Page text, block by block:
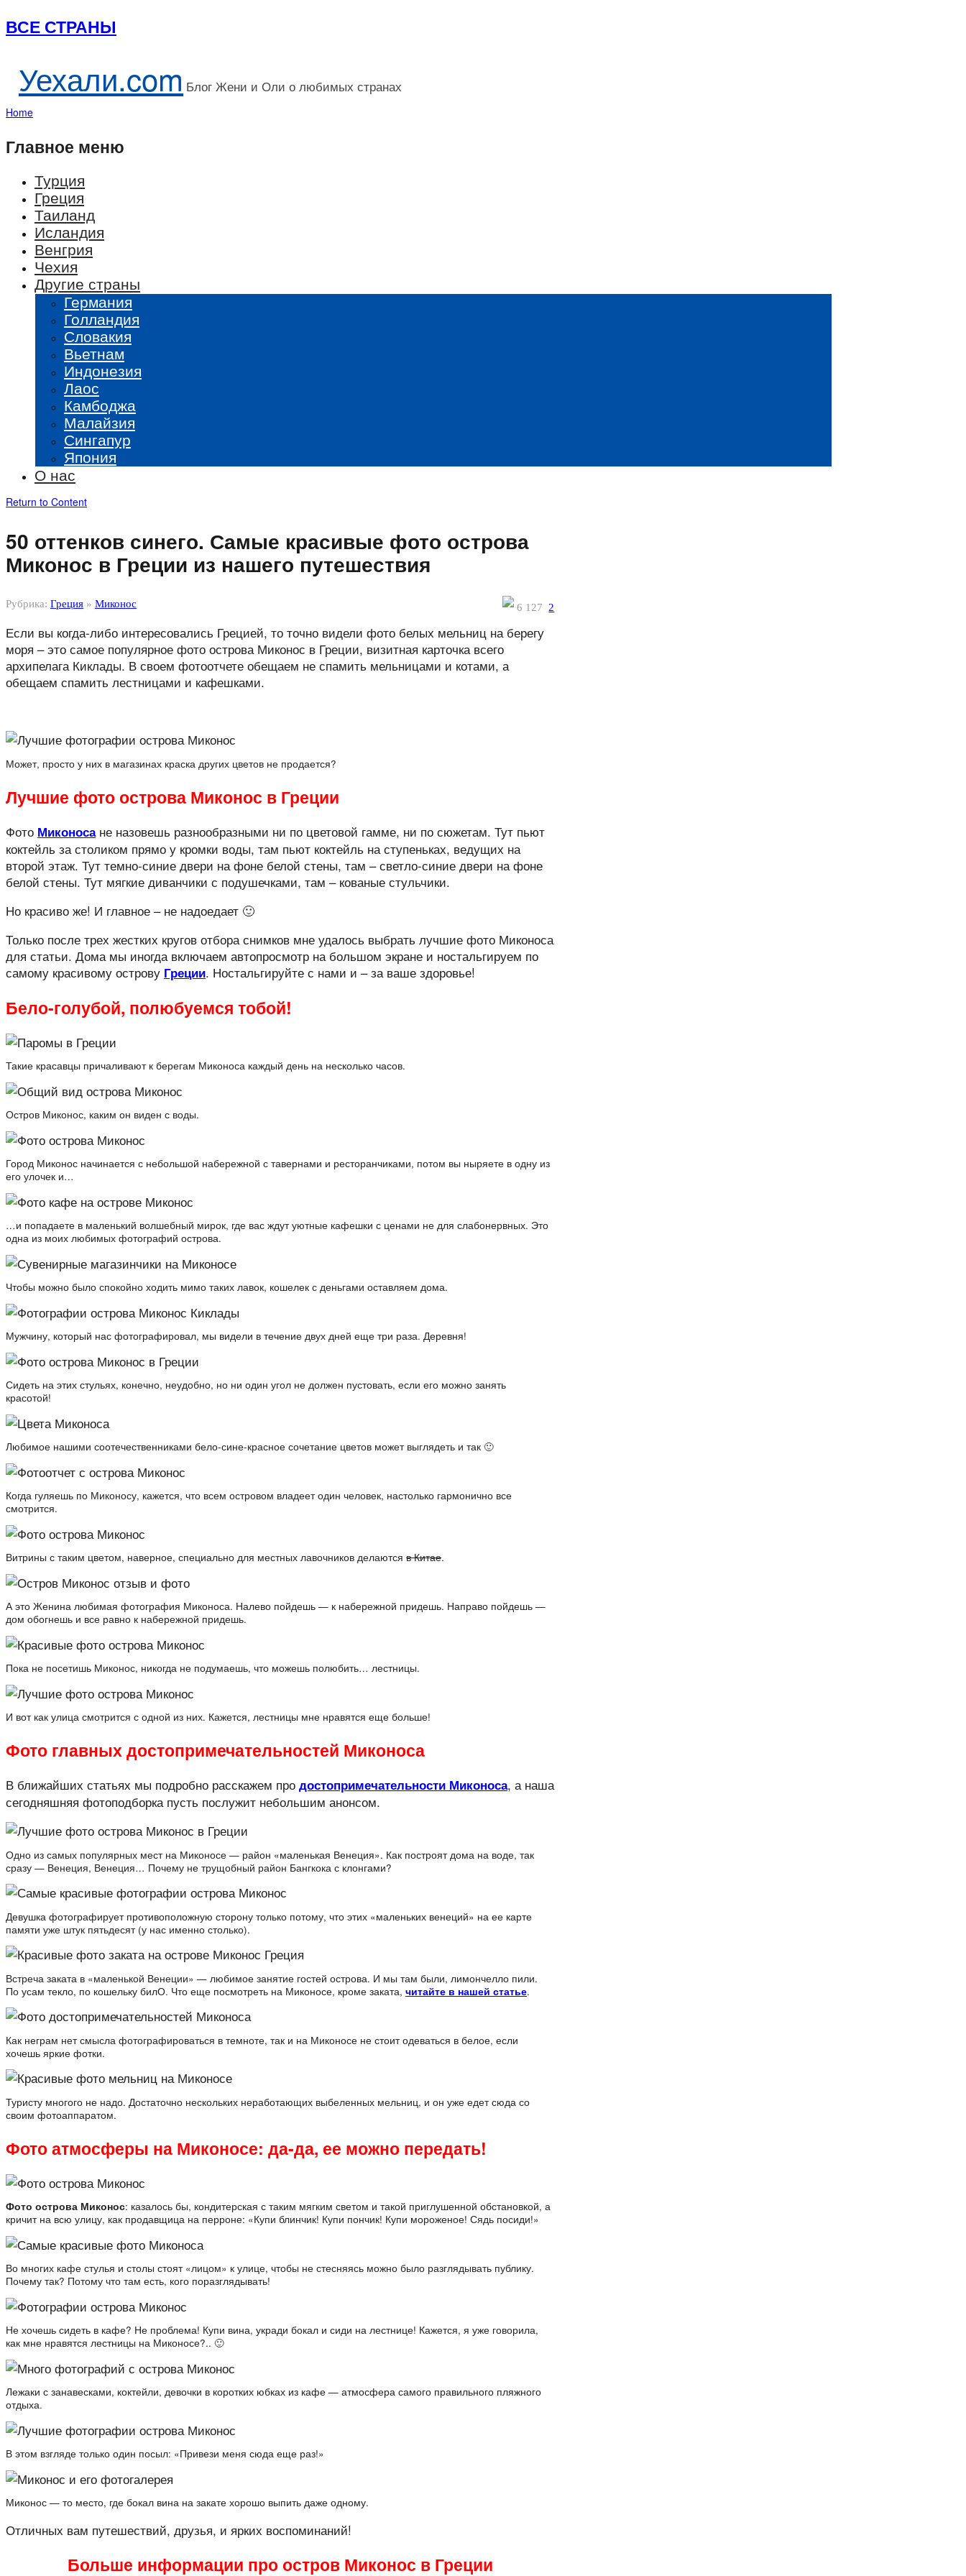
ВСЕ СТРАНЫ
Уехали.com Блог Жени и Оли о любимых странах
Home
Главное меню
Турция
Греция
Таиланд
Исландия
Венгрия
Чехия
Другие страны
Германия
Голландия
Словакия
Вьетнам
Индонезия
Лаос
Камбоджа
Малайзия
Сингапур
Япония
О нас
Return to Content
50 оттенков синего. Самые красивые фото острова
Миконос в Греции из нашего путешествия
Рубрика: Греция » Миконос 6 127 2
Если вы когда-либо интересовались Грецией, то точно видели фото белых мельниц на берегу
моря – это самое популярное фото острова Миконос в Греции, визитная карточка всего
архипелага Киклады. В своем фотоотчете обещаем не спамить мельницами и котами, а
обещаем спамить лестницами и кафешками.
Может, просто у них в магазинах краска других цветов не продается?
Лучшие фото острова Миконос в Греции
Фото Миконосане назовешь разнообразными ни по цветовой гамме, ни по сюжетам. Тут пьют
коктейль за столиком прямо у кромки воды, там пьют коктейль на ступеньках, ведущих на
второй этаж. Тут темно-синие двери на фоне белой стены, там – светло-синие двери на фоне
белой стены. Тут мягкие диванчики с подушечками, там – кованые стульчики.
Но красиво же! И главное – не надоедает 🙂
Только после трех жестких кругов отбора снимков мне удалось выбрать лучшие фото Миконоса
для статьи. Дома мы иногда включаем автопросмотр на большом экране и ностальгируем по
самому красивому острову Греции. Ностальгируйте с нами и – за ваше здоровье!
Бело-голубой, полюбуемся тобой!
Такие красавцы причаливают к берегам Миконоса каждый день на несколько часов.
Остров Миконос, каким он виден с воды.
Город Миконос начинается с небольшой набережной с тавернами и ресторанчиками, потом вы ныряете в одну из
его улочек и…
…и попадаете в маленький волшебный мирок, где вас ждут уютные кафешки с ценами не для слабонервных. Это
одна из моих любимых фотографий острова.
Чтобы можно было спокойно ходить мимо таких лавок, кошелек с деньгами оставляем дома.
Мужчину, который нас фотографировал, мы видели в течение двух дней еще три раза. Деревня!
Сидеть на этих стульях, конечно, неудобно, но ни один угол не должен пустовать, если его можно занять
красотой!
Любимое нашими соотечественниками бело-сине-красное сочетание цветов может выглядеть и так 🙂
Когда гуляешь по Миконосу, кажется, что всем островом владеет один человек, настолько гармонично все
смотрится.
Витрины с таким цветом, наверное, специально для местных лавочников делаются в Китае.
А это Женина любимая фотография Миконоса. Налево пойдешь — к набережной придешь. Направо пойдешь —
дом обогнешь и все равно к набережной придешь.
Пока не посетишь Миконос, никогда не подумаешь, что можешь полюбить… лестницы.
И вот как улица смотрится с одной из них. Кажется, лестницы мне нравятся еще больше!
Фото главных достопримечательностей Миконоса
В ближайших статьях мы подробно расскажем про достопримечательности Миконоса, а наша
сегодняшняя фотоподборка пусть послужит небольшим анонсом.
Одно из самых популярных мест на Миконосе — район «маленькая Венеция». Как построят дома на воде, так
сразу — Венеция, Венеция… Почему не трущобный район Бангкока с клонгами?
Девушка фотографирует противоположную сторону только потому, что этих «маленьких венеций» на ее карте
памяти уже штук пятьдесят (у нас именно столько).
Встреча заката в «маленькой Венеции» — любимое занятие гостей острова. И мы там были, лимончелло пили.
По усам текло, по кошельку билО. Что еще посмотреть на Миконосе, кроме заката, читайте в нашей статье.
Как неграм нет смысла фотографироваться в темноте, так и на Миконосе не стоит одеваться в белое, если
хочешь яркие фотки.
Туристу многого не надо. Достаточно нескольких неработающих выбеленных мельниц, и он уже едет сюда со
своим фотоаппаратом.
Фото атмосферы на Миконосе: да-да, ее можно передать!
Фото острова Миконос: казалось бы, кондитерская с таким мягким светом и такой приглушенной обстановкой, а
кричит на всю улицу, как продавщица на перроне: «Купи блинчик! Купи пончик! Купи мороженое! Сядь посиди!»
Во многих кафе стулья и столы стоят «лицом» к улице, чтобы не стесняясь можно было разглядывать публику.
Почему так? Потому что там есть, кого поразглядывать!
Не хочешь сидеть в кафе? Не проблема! Купи вина, укради бокал и сиди на лестнице! Кажется, я уже говорила,
как мне нравятся лестницы на Миконосе?.. 🙂
Лежаки с занавесками, коктейли, девочки в коротких юбках из кафе — атмосфера самого правильного пляжного
отдыха.
В этом взгляде только один посыл: «Привези меня сюда еще раз!»
Миконос — то место, где бокал вина на закате хорошо выпить даже одному.
Отличных вам путешествий, друзья, и ярких воспоминаний!
Больше информации про остров Миконос в Греции